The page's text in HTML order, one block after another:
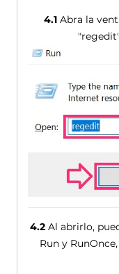
4.1 Abra la
4.2Al abrirlo,
Run y